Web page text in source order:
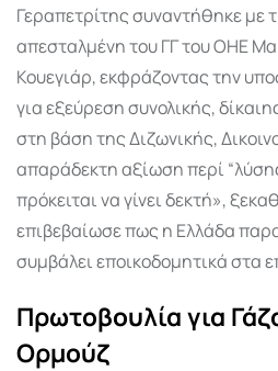
Γεραπετρίτης συναντήθηκε με
απεσταλμένη του ΓΓ του ΟΗΕ
Κουεγιάρ, εκφράζοντας την
για εξεύρεση συνολικής,
στη βάση της Διζωνικής,
απαράδεκτη αξίωση περί
πρόκειται να γίνει δεκτή»,
επιβεβαίωσε πως η Ελλάδα
συμβάλει εποικοδομητικά στα
Πρωτοβουλία για
Ορμούζ